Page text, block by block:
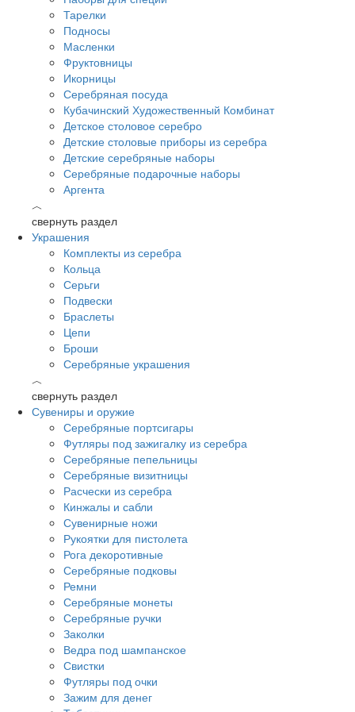
Тарелки
Подносы
Масленки
Фруктовницы
Икорницы
Серебряная посуда
Кубачинский Художественный Комбинат
Детское столовое серебро
Детские столовые приборы из серебра
Детские серебряные наборы
Серебряные подарочные наборы
Аргента
︿
свернуть раздел
Украшения
Комплекты из серебра
Кольца
Серьги
Подвески
Браслеты
Цепи
Броши
Серебряные украшения
︿
свернуть раздел
Сувениры и оружие
Серебряные портсигары
Футляры под зажигалку из серебра
Серебряные пепельницы
Серебряные визитницы
Расчески из серебра
Кинжалы и сабли
Сувенирные ножи
Рукоятки для пистолета
Рога декоротивные
Серебряные подковы
Ремни
Серебряные монеты
Серебряные ручки
Заколки
Ведра под шампанское
Свистки
Футляры под очки
Зажим для денег